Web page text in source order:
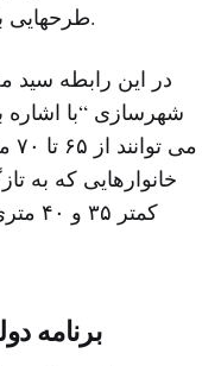
طرحهایی با اما و اگرهای زیادی همراه است.
در این رابطه سید
شهرسازی “با اشاره
می توانند از ۶۵ تا ۷۰ متر استفاده کنند”،
خانوارهایی که به
برنامه